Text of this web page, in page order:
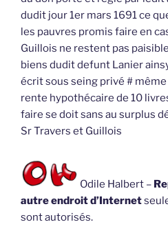
dudit jour 1er mars 1691 ce
les pauvres promis faire en
Guillois ne restent pas
biens dudit defunt Lanier
écrit sous seing privé #
rente hypothécaire de 10
faire se doit sans au surplus
Sr Travers et Guillois
Odile Halbert –
autre endroit d’Internet
sont autorisés.